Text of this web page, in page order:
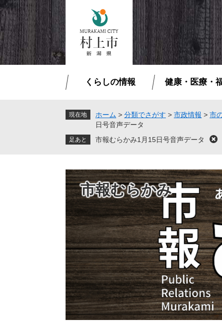
ペ
ー
ジ
の
先
頭
メ
ニ
ュ
ー
を
飛
くらしの情報 健康・医療・
現在地 ホーム > 分類でさがす > 市政情報 > 市
日号音声データ
市報むらかみ1月15日号音声データ
閉
市報むらかみ